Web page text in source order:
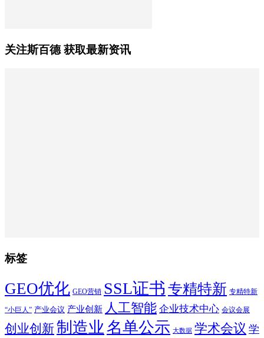
关注斯百德 获取最新资讯
标签
GEO优化 GEO营销 SSL证书 专精特新 专精特新
“小巨人” 产业会议 产业创新 人工智能 企业技术中心 会议会展
创业创新制造业 名单公示 大数据 学术会议 学